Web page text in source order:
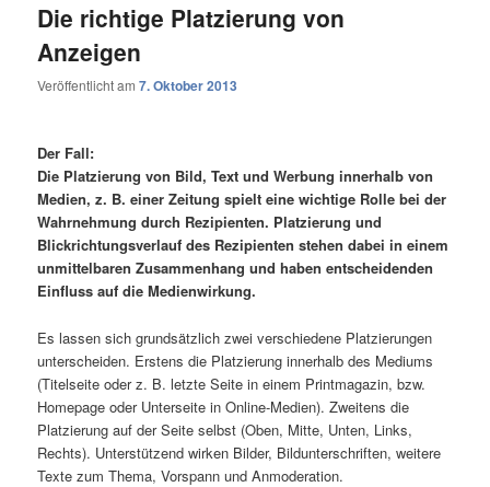
Die richtige Platzierung von
Anzeigen
Veröffentlicht am7. Oktober 2013
Der Fall:
Die Platzierung von Bild, Text und Werbung innerhalb von
Medien, z. B. einer Zeitung spielt eine wichtige Rolle bei der
Wahrnehmung durch Rezipienten. Platzierung und
Blickrichtungsverlauf des Rezipienten stehen dabei in einem
unmittelbaren Zusammenhang und haben entscheidenden
Einfluss auf die Medienwirkung.
Es lassen sich grundsätzlich zwei verschiedene Platzierungen
unterscheiden. Erstens die Platzierung innerhalb des Mediums
(Titelseite oder z. B. letzte Seite in einem Printmagazin, bzw.
Homepage oder Unterseite in Online-Medien). Zweitens die
Platzierung auf der Seite selbst (Oben, Mitte, Unten, Links,
Rechts). Unterstützend wirken Bilder, Bildunterschriften, weitere
Texte zum Thema, Vorspann und Anmoderation.